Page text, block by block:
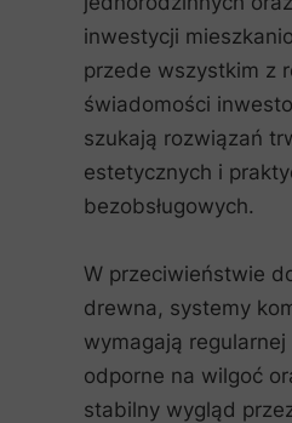
inwestycji
przede wszystkim z
świadomości
szukają rozwiązań
estetycznych i
bezobsługowych.
W przeciwieństwie
drewna, systemy
wymagają regularnej
odporne na wilgoć
stabilny wygląd